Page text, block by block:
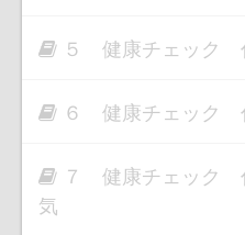
５ 健康チェック
６ 健康チェック
７ 健康チェック
気